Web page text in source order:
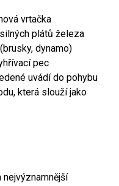
vrtačka
plátů železa
dynamo)
pec
uvádí do pohybu
která slouží jako
nejvýznamnější